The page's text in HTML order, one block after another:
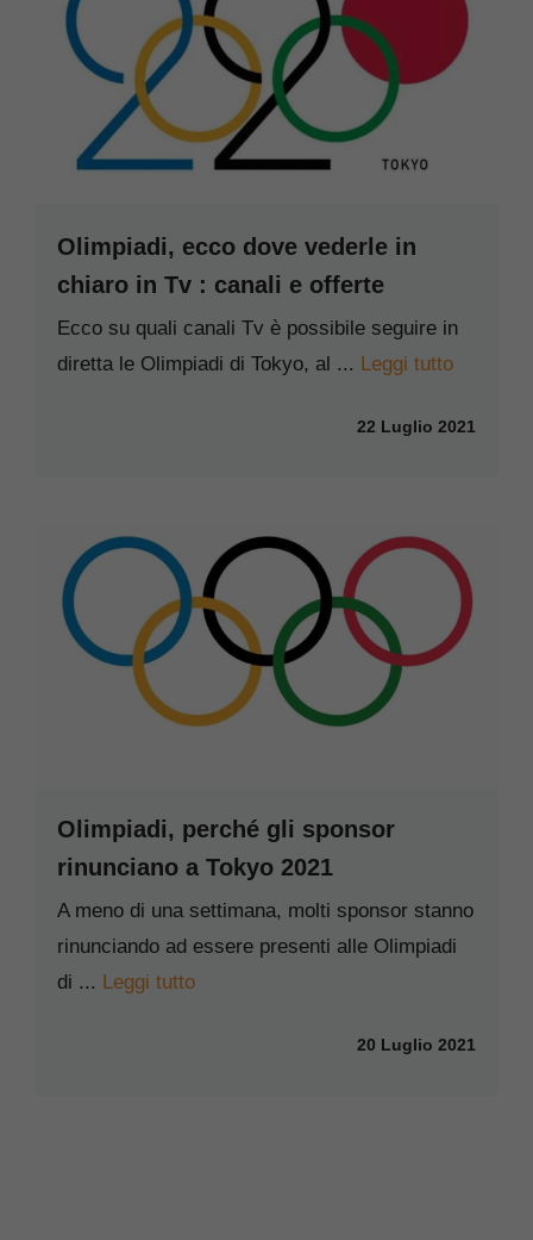
Olimpiadi, ecco dove vederle in
chiaro in Tv : canali e offerte
Ecco su quali canali Tv è possibile seguire in
diretta le Olimpiadi di Tokyo, al ... Leggi tutto
22 Luglio 2021
Olimpiadi, perché gli sponsor
rinunciano a Tokyo 2021
A meno di una settimana, molti sponsor stanno
rinunciando ad essere presenti alle Olimpiadi
di ... Leggi tutto
20 Luglio 2021